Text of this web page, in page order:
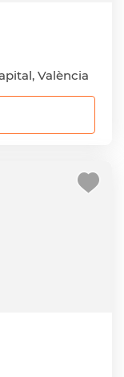
València